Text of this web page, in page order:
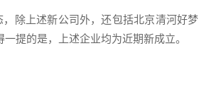
除上述新公司外，还包括北京清河好
提的是，上述企业均为近期新成立。